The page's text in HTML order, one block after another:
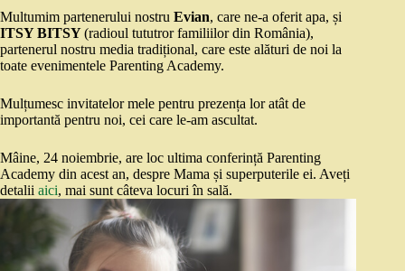
Multumim partenerului nostru Evian, care ne-a oferit apa, și
ITSY BITSY(radioul tututror familiilor din România),
partenerul nostru media tradițional, care este alături de noi la
toate evenimentele Parenting Academy.
Mulțumesc invitatelor mele pentru prezența lor atât de
importantă pentru noi, cei care le-am ascultat.
Mâine, 24 noiembrie, are loc ultima conferință Parenting
Academy din acest an, despre Mama și superputerile ei. Aveți
detalii aici, mai sunt câteva locuri în sală.